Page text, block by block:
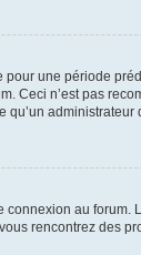
une période
Ceci n’est pas
administrateur
au forum.
rencontrez des